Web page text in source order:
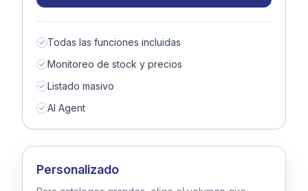
Todas las funciones incluidas
Monitoreo de stock y precios
Listado masivo
AI Agent
Personalizado